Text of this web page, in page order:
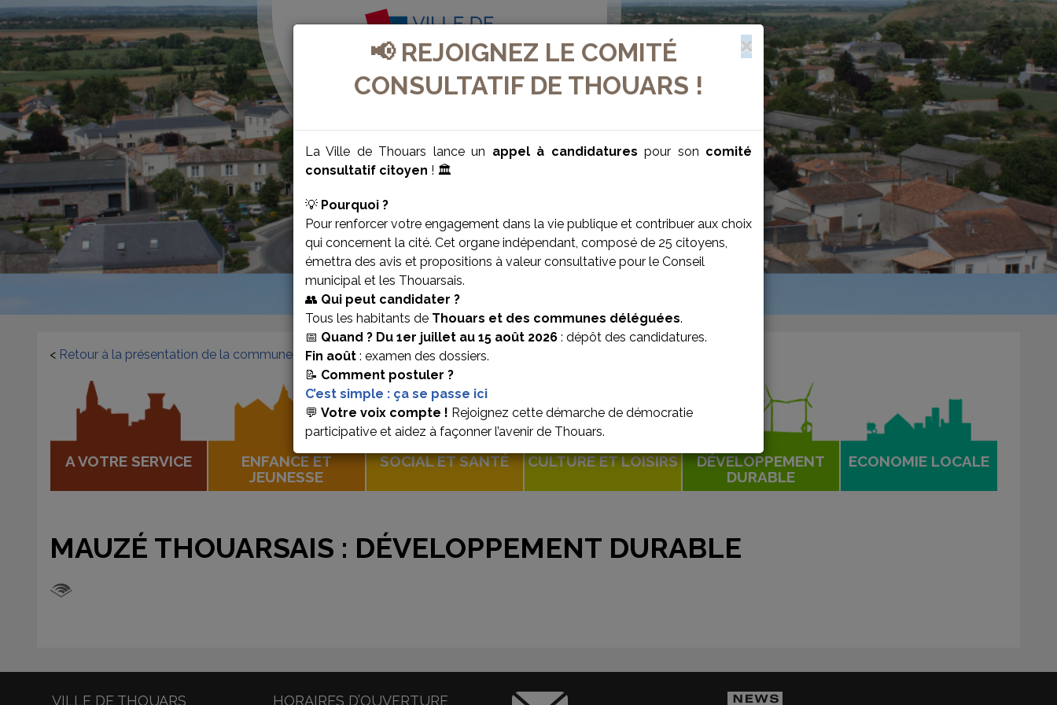
📢 REJOIGNEZ LE COMITÉ
CONSULTATIF DE THOUARS !
La Ville de Thouars lance un appel à candidatures pour son comité
consultatif citoyen ! 🏛️
💡 Pourquoi ?
Pour renforcer votre engagement dans la vie publique et contribuer aux choix
qui concernent la cité. Cet organe indépendant, composé de 25 citoyens,
émettra des avis et propositions à valeur consultative pour le Conseil
municipal et les Thouarsais.
👥 Qui peut candidater ?
Tous les habitants de Thouars et des communes déléguées.
📅 Quand ? Du 1er juillet au 15 août 2026 : dépôt des candidatures.
Fin août : examen des dossiers.
📝 Comment postuler ?
C’est simple : ça se passe ici
💬 Votre voix compte ! Rejoignez cette démarche de démocratie
participative et aidez à façonner l’avenir de Thouars.
< Retour à la présentation de la commune
A VOTRE SERVICE
ENFANCE ET
JEUNESSE
SOCIAL ET SANTÉ CULTURE ET LOISIRS
DÉVELOPPEMENT
DURABLE
ECONOMIE LOCALE
MAUZÉ THOUARSAIS : DÉVELOPPEMENT DURABLE
VILLE DE THOUARS HORAIRES D’OUVERTURE